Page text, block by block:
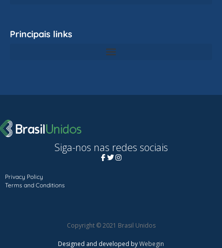
Principais links
Siga-nos nas redes sociais
Privacy Policy
Terms and Conditions
Copyright © 2021 Brasil Unidos
Designed and developed byWebegin